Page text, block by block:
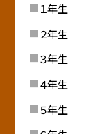
１年生
２年生
３年生
４年生
５年生